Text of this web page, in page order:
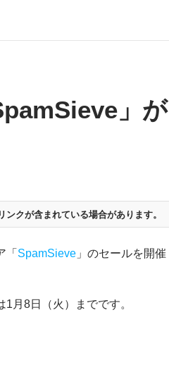
」が
ンクが含まれている場合があります。
「 SpamSieve 」のセールを開催
月8日（火）までです。